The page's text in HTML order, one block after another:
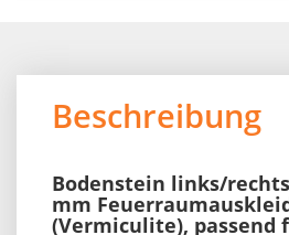
Beschreibung
Bodenstein links/rechts
mm
(Vermiculite), passend